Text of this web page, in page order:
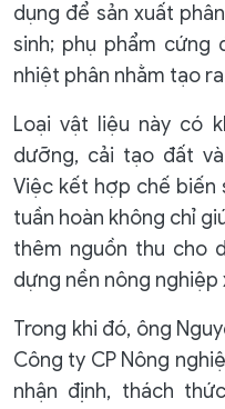
dụng để sản xuất
sinh; phụ phẩm cứng
nhiệt phân nhằm tạo
Loại vật liệu này có
dưỡng, cải tạo đất
Việc kết hợp chế biến
tuần hoàn không chỉ
thêm nguồn thu cho
dựng nền nông nghiệp
Trong khi đó, ông
Công ty CP Nông
nhận định, thách